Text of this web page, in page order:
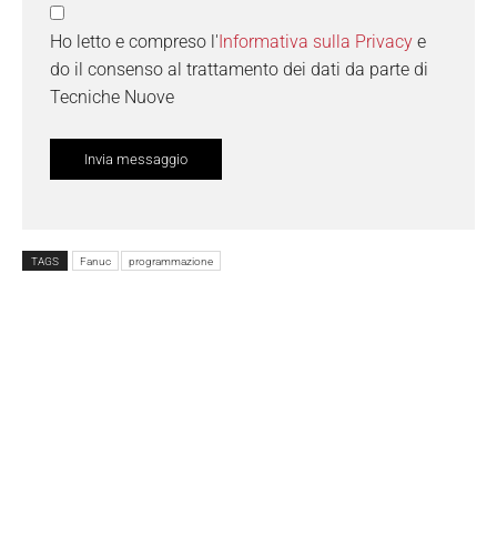
Ho letto e compreso l'Informativa sulla Privacy e
do il consenso al trattamento dei dati da parte di
Tecniche Nuove
TAGS Fanuc programmazione